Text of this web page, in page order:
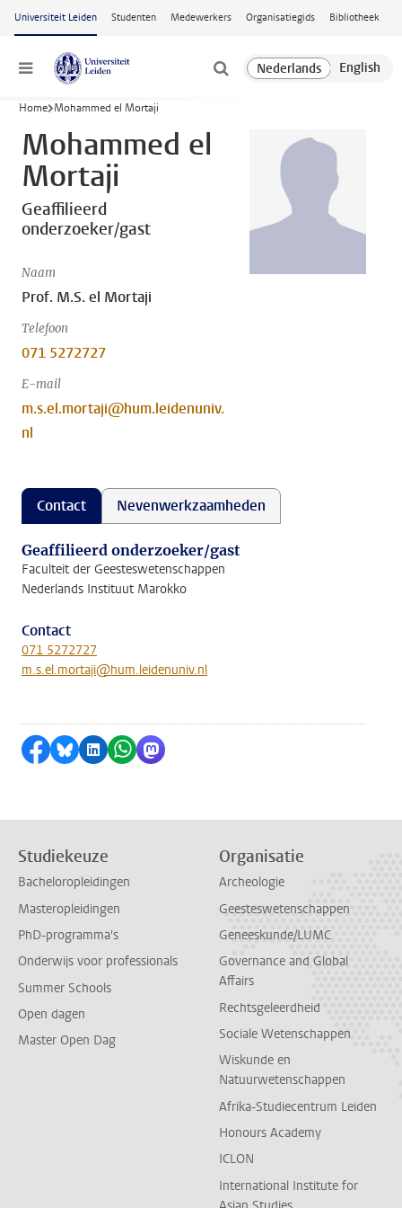
Ga naar hoofdinhoud
Universiteit Leiden Studenten Medewerkers Organisatiegids Bibliotheek
Menu
Home Mohammed el Mortaji
Mohammed el
Mortaji
Geaffilieerd
onderzoeker/gast
Naam
Prof. M.S. el Mortaji
Telefoon
071 5272727
E-mail
m.s.el.mortaji@hum.leidenuniv.
nl
Contact Nevenwerkzaamheden
Geaffilieerd onderzoeker/gast
Faculteit der Geesteswetenschappen
Nederlands Instituut Marokko
Contact
071 5272727
m.s.el.mortaji@hum.leidenuniv.nl
Delen op Facebook
Delen via Bluesky
Delen op LinkedIn
Delen via WhatsApp
Delen via Mastodon
Studiekeuze
Bacheloropleidingen
Masteropleidingen
PhD-programma's
Onderwijs voor professionals
Summer Schools
Open dagen
Master Open Dag
Organisatie
Archeologie
Geesteswetenschappen
Geneeskunde/LUMC
Governance and Global
Affairs
Rechtsgeleerdheid
Sociale Wetenschappen
Wiskunde en
Natuurwetenschappen
Afrika-Studiecentrum Leiden
Honours Academy
ICLON
International Institute for